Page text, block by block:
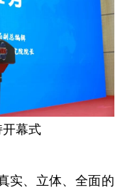
幕式
实、立体、全面的